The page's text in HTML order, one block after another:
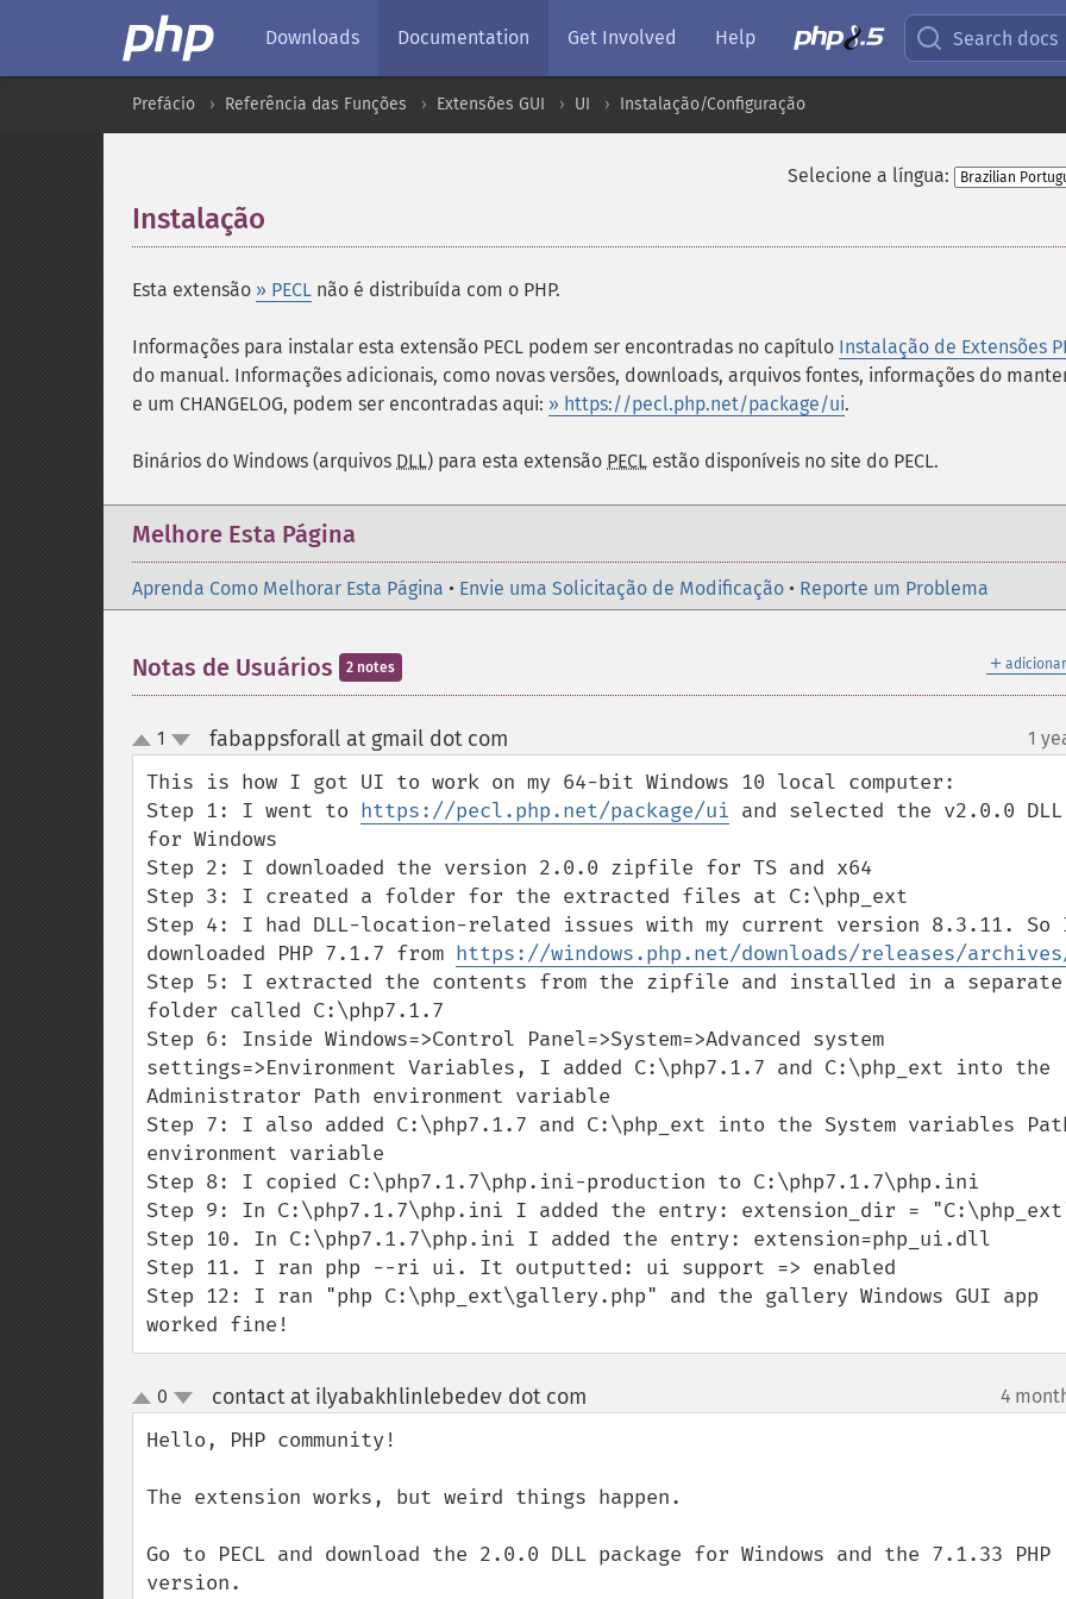
Downloads Documentation Get Involved Help Search docs
Prefácio Referência das Funções Extensões GUI UI Instalação/Configuração
Selecione a língua:
Instalação
Esta extensão » PECL não é distribuída com o PHP.
Informações para instalar esta extensão PECL podem ser encontradas no capítulo Instalação de Extensões
do manual. Informações adicionais, como novas versões, downloads, arquivos fontes, informações do
e um CHANGELOG, podem ser encontradas aqui: » https://pecl.php.net/package/ui.
Binários do Windows (arquivos DLL) para esta extensão PECL estão disponíveis no site do PECL.
Melhore Esta Página
Aprenda Como Melhorar Esta Página • Envie uma Solicitação de Modificação • Reporte um Problema
＋
Notas de Usuários 2 notes
up
down
1 fabappsforall at gmail dot com 1
This is how I got UI to work on my 64-bit Windows 10 local computer:
Step 1: I went to https://pecl.php.net/package/ui and selected the v2.0.0 DLL
for Windows
Step 2: I downloaded the version 2.0.0 zipfile for TS and x64
Step 3: I created a folder for the extracted files at C:\php_ext
Step 4: I had DLL-location-related issues with my current version 8.3.11. So
downloaded PHP 7.1.7 from https://windows.php.net/downloads/releases/
Step 5: I extracted the contents from the zipfile and installed in a separate
folder called C:\php7.1.7
Step 6: Inside Windows=>Control Panel=>System=>Advanced system
settings=>Environment Variables, I added C:\php7.1.7 and C:\php_ext into the
Administrator Path environment variable
Step 7: I also added C:\php7.1.7 and C:\php_ext into the System variables
environment variable
Step 8: I copied C:\php7.1.7\php.ini-production to C:\php7.1.7\php.ini
Step 9: In C:\php7.1.7\php.ini I added the entry: extension_dir =
Step 10. In C:\php7.1.7\php.ini I added the entry: extension=php_ui.dll
Step 11. I ran php --ri ui. It outputted: ui support => enabled
Step 12: I ran "php C:\php_ext\gallery.php" and the gallery Windows GUI app
worked fine!
up
down
0 contact at ilyabakhlinlebedev dot com 4
Hello, PHP community!
The extension works, but weird things happen.
Go to PECL and download the 2.0.0 DLL package for Windows and the 7.1.33 PHP
version.